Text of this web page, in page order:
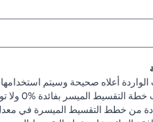
الواردة أعلاه صحيحة وسيتم
بفائدة %0 ولا توجد رسوم تسوية مبكرة مرتبطة بالخدمة.
التقسيط الميسرة في معدل فائدة مخفض يصل إلى